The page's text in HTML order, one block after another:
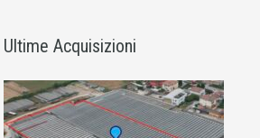
Ultime Acquisizioni